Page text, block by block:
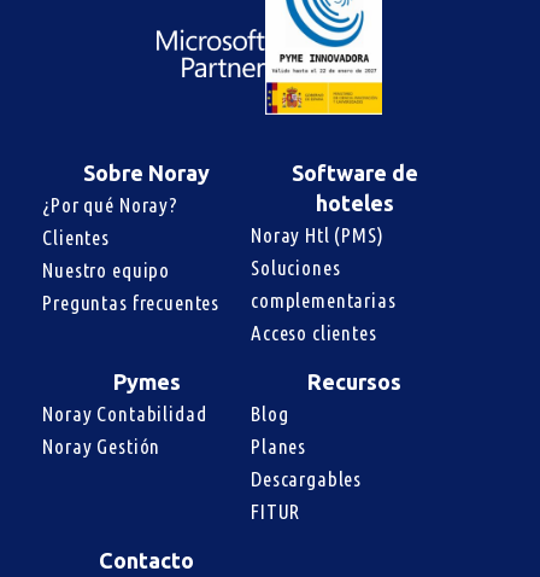
Sobre Noray
¿Por qué Noray?
Clientes
Nuestro equipo
Preguntas frecuentes
Software de
hoteles
Noray Htl (PMS)
Soluciones
complementarias
Acceso clientes
Pymes
Noray Contabilidad
Noray Gestión
Recursos
Blog
Planes
Descargables
FITUR
Contacto